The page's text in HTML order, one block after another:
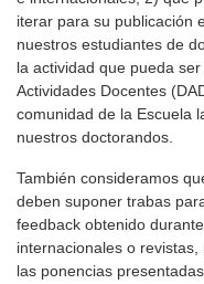
iterar para su publicación
nuestros estudiantes de
la actividad que pueda
Actividades Docentes
comunidad de la Escuela
nuestros doctorandos.
También consideramos
deben suponer trabas
feedback obtenido
internacionales o
las ponencias presentadas.